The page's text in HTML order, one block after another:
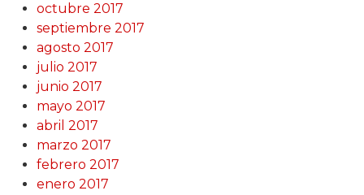
octubre 2017
septiembre 2017
agosto 2017
julio 2017
junio 2017
mayo 2017
abril 2017
marzo 2017
febrero 2017
enero 2017